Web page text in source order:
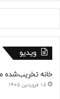
ویدیو
خانه تخریب‌شده
15 فروردین 1405